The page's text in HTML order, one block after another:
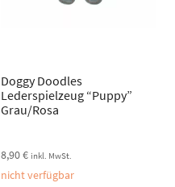
Doggy Doodles
Lederspielzeug “Puppy”
Grau/Rosa
8,90€ inkl. MwSt.
nicht verfügbar